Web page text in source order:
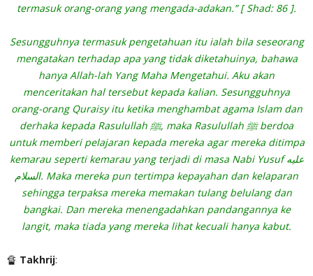
termasuk orang-orang yang mengada-adakan.” [ Shad: 86 ].
Sesungguhnya termasuk pengetahuan itu ialah bila seseorang
mengatakan terhadap apa yang tidak diketahuinya, bahawa
hanya Allah-lah Yang Maha Mengetahui. Aku akan
menceritakan hal tersebut kepada kalian. Sesungguhnya
orang-orang Quraisy itu ketika menghambat agama Islam dan
derhaka kepada Rasulullah ﷺ, maka Rasulullah ﷺ berdoa
untuk memberi pelajaran kepada mereka agar mereka ditimpa
kemarau seperti kemarau yang terjadi di masa Nabi Yusuf عليه
السلام. Maka mereka pun tertimpa kepayahan dan kelaparan
sehingga terpaksa mereka memakan tulang belulang dan
bangkai. Dan mereka menengadahkan pandangannya ke
langit, maka tiada yang mereka lihat kecuali hanya kabut.
🔏 Takhrij: